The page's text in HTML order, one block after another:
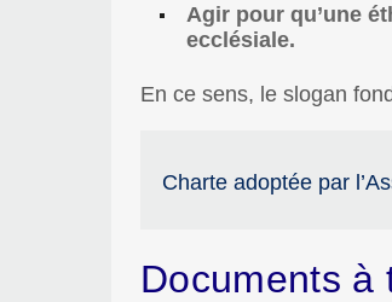
Agir pour qu’une
ecclésiale.
En ce sens, le slogan
Charte adoptée par
Documents à